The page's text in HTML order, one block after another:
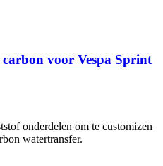
voor Vespa Sprint
onderdelen om te customizen
watertransfer.